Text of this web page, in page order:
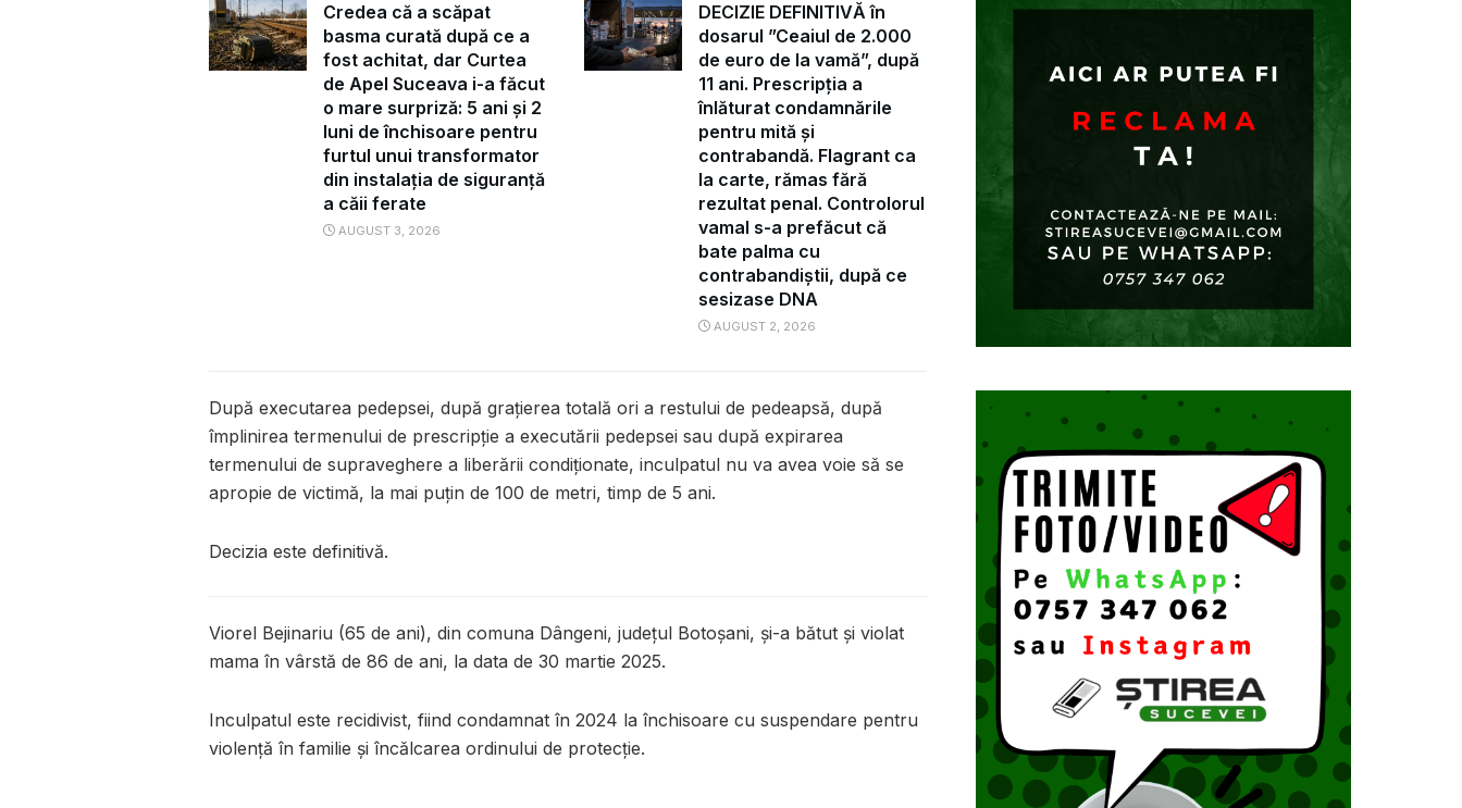
Credea că a scăpat
basma curată după ce a
fost achitat, dar Curtea
de Apel Suceava i-a făcut
o mare surpriză: 5 ani și 2
luni de închisoare pentru
furtul unui transformator
din instalația de siguranță
a căii ferate
AUGUST 3, 2026
DECIZIE DEFINITIVĂ în
dosarul ”Ceaiul de 2.000
de euro de la vamă”, după
11 ani. Prescripția a
înlăturat condamnările
pentru mită și
contrabandă. Flagrant ca
la carte, rămas fără
rezultat penal. Controlorul
vamal s-a prefăcut că
bate palma cu
contrabandiștii, după ce
sesizase DNA
AUGUST 2, 2026
După executarea pedepsei, după graţierea totală ori a restului de pedeapsă, după
împlinirea termenului de prescripţie a executării pedepsei sau după expirarea
termenului de supraveghere a liberării condiţionate, inculpatul nu va avea voie să se
apropie de victimă, la mai puțin de 100 de metri, timp de 5 ani.
Decizia este definitivă.
Viorel Bejinariu (65 de ani), din comuna Dângeni, județul Botoșani, și-a bătut și violat
mama în vârstă de 86 de ani, la data de 30 martie 2025.
Inculpatul este recidivist, fiind condamnat în 2024 la închisoare cu suspendare pentru
violență în familie și încălcarea ordinului de protecție.